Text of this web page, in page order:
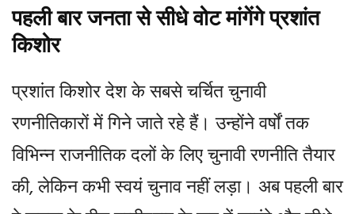
पहली बार जनता से सीधे वोट मांगेंगे प्रशांत
किशोर
प्रशांत किशोर देश के सबसे चर्चित चुनावी
रणनीतिकारों में गिने जाते रहे हैं। उन्होंने वर्षों तक
विभिन्न राजनीतिक दलों के लिए चुनावी रणनीति तैयार
की, लेकिन कभी स्वयं चुनाव नहीं लड़ा। अब पहली बार